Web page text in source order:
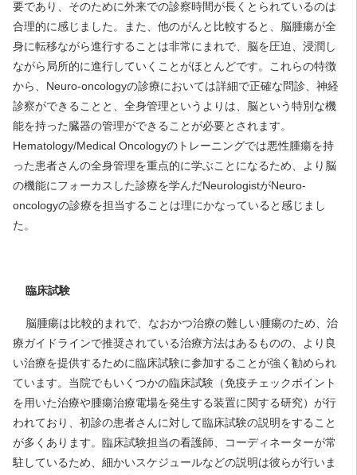
要であり、そのために外来での診察時間が長くとられているのは
合理的に感じました。また、他のがんと比較すると、脳腫瘍が全
身に転移ながら進行することは非常にまれで、脳を圧迫、浸潤し
ながら局所的に進行していくことがほとんどです。これらの特徴
から、Neuro-oncologyの診療においては詳細で正確な問診、神経
診察ができることと、全身管理というよりは、脳という特別な機
能を持った臓器の管理ができることが必要とされます。
Hematology/Medical Oncologyのトレーニングでは悪性腫瘍を持
った患者さんの全身管理を重点的に学ぶことになるため、より脳
の機能にフォーカスした診療を学んだNeurologistがNeuro-
oncologyの診療を担当することは理にかなっていると感じまし
た。
臨床試験
脳腫瘍は比較的まれで、なおかつ治療の難しい腫瘍のため、治
療ガイドラインで推奨されている治療方法はあるものの、より良
い治療を提供するために臨床試験に参加することが強く勧められ
ています。当院でもいくつかの臨床試験（免疫チェックポイント
を用いた治療や腫瘍治療電場を発生する装置に関する研究）が行
われており、初診の患者さんに対して臨床試験の説明をすること
が多くあります。臨床試験担当の看護師、コーディネーターが常
駐しているため、細かいスケジュールなどの説明は彼らが行いま